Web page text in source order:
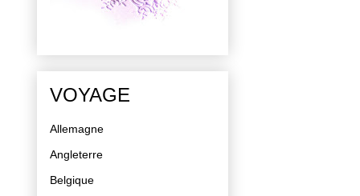
VOYAGE
Allemagne
Angleterre
Belgique